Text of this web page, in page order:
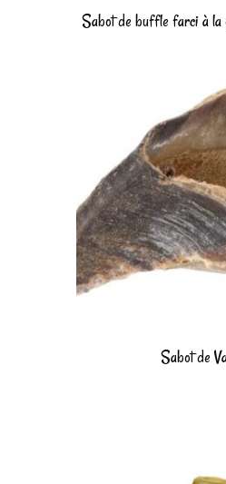
Sabot de buffle farci à la
Sabot de